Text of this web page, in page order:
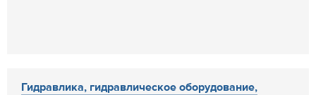
Гидравлика, гидравлическое оборудование,